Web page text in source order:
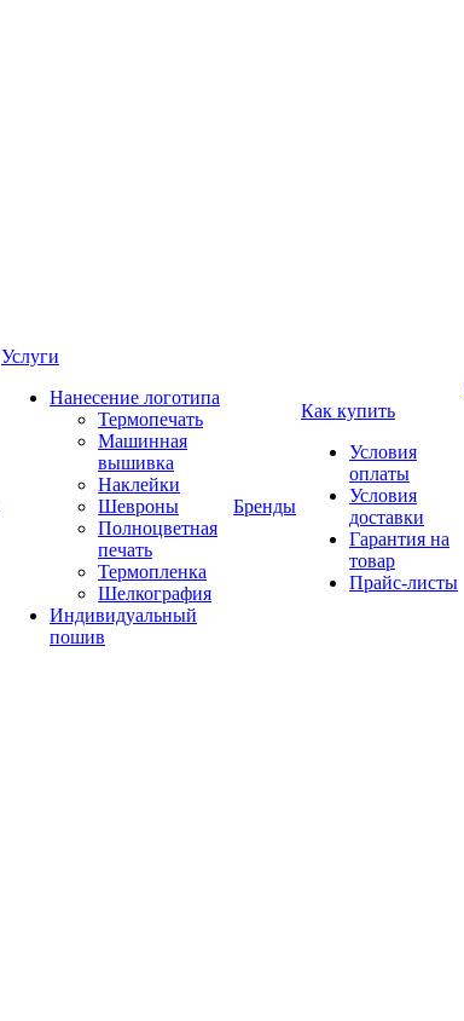
Услуги
Нанесение логотипа
Термопечать
Машинная
вышивка
Наклейки
Шевроны
Полноцветная
печать
Термопленка
Шелкография
Индивидуальный
пошив
Бренды
Как купить
Условия
оплаты
Условия
доставки
Гарантия на
товар
Прайс-листы